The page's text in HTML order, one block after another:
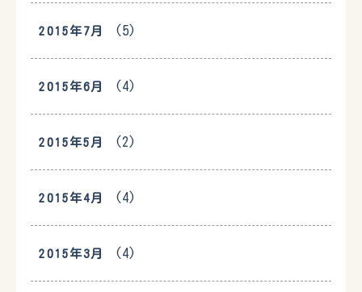
2015年7月 (5)
2015年6月 (4)
2015年5月 (2)
2015年4月 (4)
2015年3月 (4)